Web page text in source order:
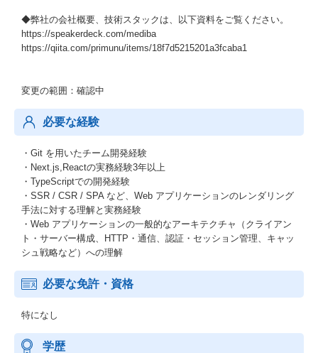
◆弊社の会社概要、技術スタックは、以下資料をご覧ください。
https://speakerdeck.com/mediba
https://qiita.com/primunu/items/18f7d5215201a3fcaba1
変更の範囲：確認中
必要な経験
・Git を用いたチーム開発経験
・Next.js,Reactの実務経験3年以上
・TypeScriptでの開発経験
・SSR / CSR / SPA など、Web アプリケーションのレンダリング
手法に対する理解と実務経験
・Web アプリケーションの一般的なアーキテクチャ（クライアン
ト・サーバー構成、HTTP・通信、認証・セッション管理、キャッ
シュ戦略など）への理解
必要な免許・資格
特になし
学歴